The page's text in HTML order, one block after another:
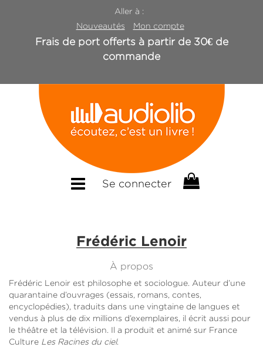
Aller à :
Nouveautés
Mon compte
Frais de port offerts à partir de 30€ de
commande
Se connecter
Frédéric Lenoir
À propos
Frédéric Lenoir est philosophe et sociologue. Auteur d’une
quarantaine d’ouvrages (essais, romans, contes,
encyclopédies), traduits dans une vingtaine de langues et
vendus à plus de dix millions d’exemplaires, il écrit aussi pour
le théâtre et la télévision. Il a produit et animé sur France
Culture Les Racines du ciel.